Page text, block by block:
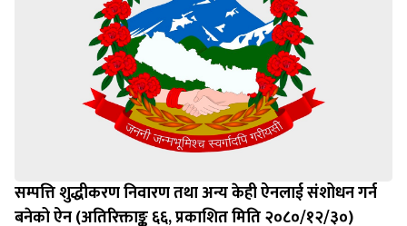
सम्पत्ति शुद्धीकरण निवारण तथा अन्य केही ऐनलाई संशोधन गर्न
बनेको ऐन (अतिरिक्ताङ्क ६६, प्रकाशित मिति २०८०/१२/३०)